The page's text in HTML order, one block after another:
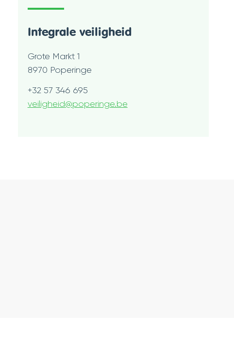
Integrale veiligheid
Adres
Grote Markt 1
,8970 Poperinge
Tel.
+32 57 346 695
E-
veiligheid@poperinge.be